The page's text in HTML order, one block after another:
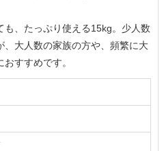
も、たっぷり使える15kg。少人数
、大人数の家族の方や、頻繁に大
すすめです。